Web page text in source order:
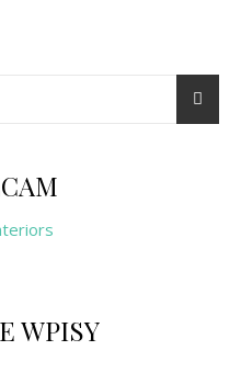
WPISY